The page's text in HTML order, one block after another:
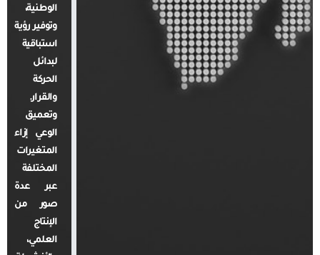
الوطنية،
وتوفير رؤية
استباقية
لبدائل
الحركة
والقرار.
وتعميق
الوعي إزاء
المتغيرات
المختلفة
عبر عدة
صور من
الإنتاج
العلمي،